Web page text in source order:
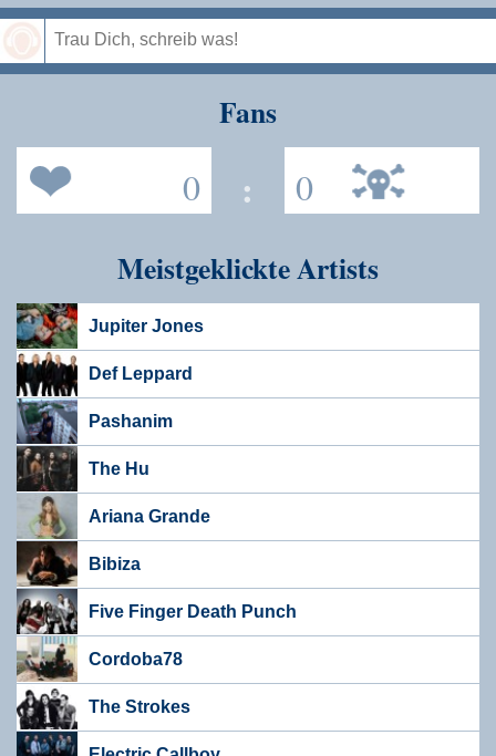
Fans
0 : 0
Meistgeklickte Artists
Jupiter Jones
Def Leppard
Pashanim
The Hu
Ariana Grande
Bibiza
Five Finger Death Punch
Cordoba78
The Strokes